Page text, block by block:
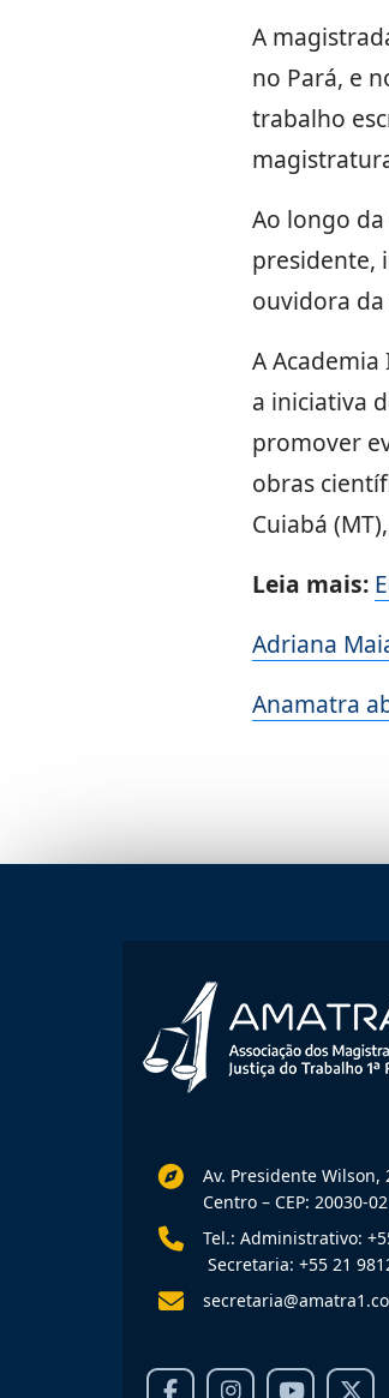
A
no Pará, e
trabalho
Ao longo
presidente,
ouvidora da
A
a iniciativa
promover
obras
Cuiabá
Leia mais:
Adriana
Anamatra
Av. Presidente Wilson,
Centro – CEP: 20030-
Tel.: Administrativo:
Secretaria: +55 21